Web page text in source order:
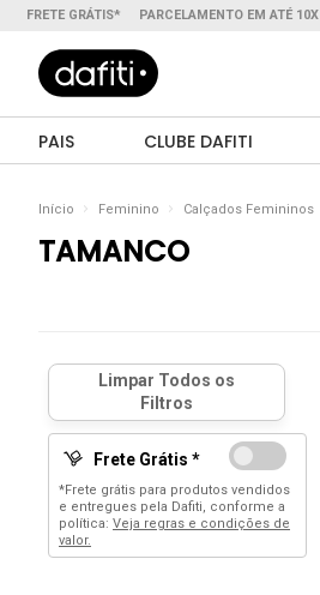
FRETE GRÁTIS* PARCELAMENTO EM ATÉ 10X
PAIS CLUBE DAFITI
Início Feminino Calçados Femininos
TAMANCO
Frete Grátis *
*Frete grátis para produtos vendidos
e entregues pela Dafiti, conforme a
política: Veja regras e condições de
valor.